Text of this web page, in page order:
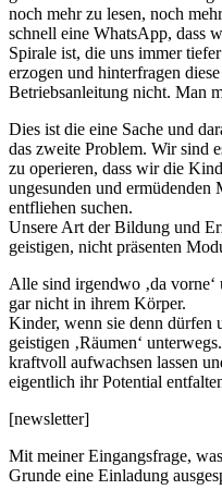
noch mehr zu lesen, noch
schnell eine WhatsApp, dass
Spirale ist, die uns immer
erzogen und hinterfragen
Betriebsanleitung nicht. Man
Dies ist die eine Sache und
das zweite Problem. Wir sind
zu operieren, dass wir die
ungesunden und
entfliehen suchen.
Unsere Art der Bildung und
geistigen, nicht präsenten
Alle sind irgendwo ‚da vorne‘
gar nicht in ihrem Körper.
Kinder, wenn sie denn dürfen
geistigen ‚Räumen‘
kraftvoll aufwachsen lassen
eigentlich ihr Potential
[newsletter]
Mit meiner Eingangsfrage,
Grunde eine Einladung